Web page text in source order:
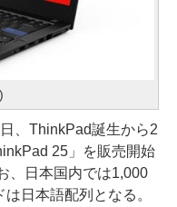
、ThinkPad誕生から2
25」を販売開始
、日本国内では1,000
日本語配列となる。